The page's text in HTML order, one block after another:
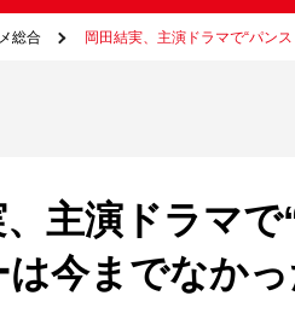
総合 岡田結実、主演ドラマで“パン
、主演ドラマ
は今までなか